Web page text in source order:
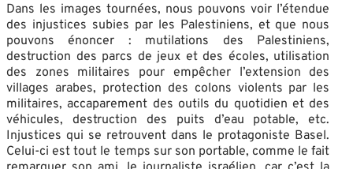
Dans les images tournées, nous pouvons voir l’étendue
des injustices subies par les Palestiniens, et que nous
pouvons énoncer : mutilations des Palestiniens,
destruction des parcs de jeux et des écoles, utilisation
des zones militaires pour empêcher l’extension des
villages arabes, protection des colons violents par les
militaires, accaparement des outils du quotidien et des
véhicules, destruction des puits d’eau potable, etc.
Injustices qui se retrouvent dans le protagoniste Basel.
Celui-ci est tout le temps sur son portable, comme le fait